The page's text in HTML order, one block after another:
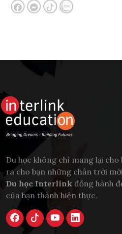
Du học không chỉ mang lại
ra cho bạn những chân trời
Du học Interlink đồng hành
của bạn thành hiện thực.